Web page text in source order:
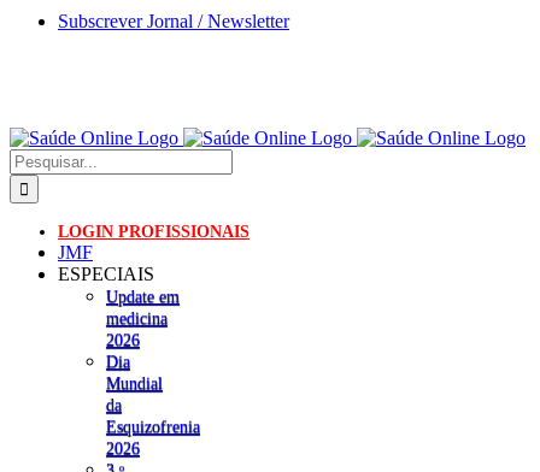
Skip
Subscrever Jornal / Newsletter
Pesquisar
LOGIN PROFISSIONAIS
JMF
ESPECIAIS
Update em
medicina
2026
Dia
Mundial
da
Esquizofrenia
2026